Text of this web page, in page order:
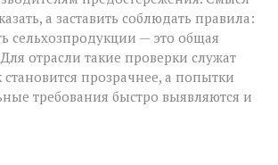
а заставить соблюдать правила:
сельхозпродукции — это общая
Для отрасли такие проверки служат
прозрачнее, а попытки
требования быстро выявляются и